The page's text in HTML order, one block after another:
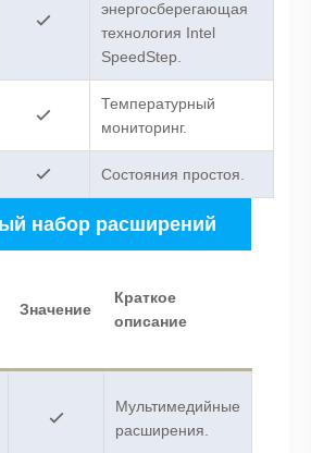
энергосберегающая
технология Intel
SpeedStep.
Температурный
мониторинг.
Состояния простоя.
набор расширений
Значение
Краткое
описание
Мультимедийные
расширения.